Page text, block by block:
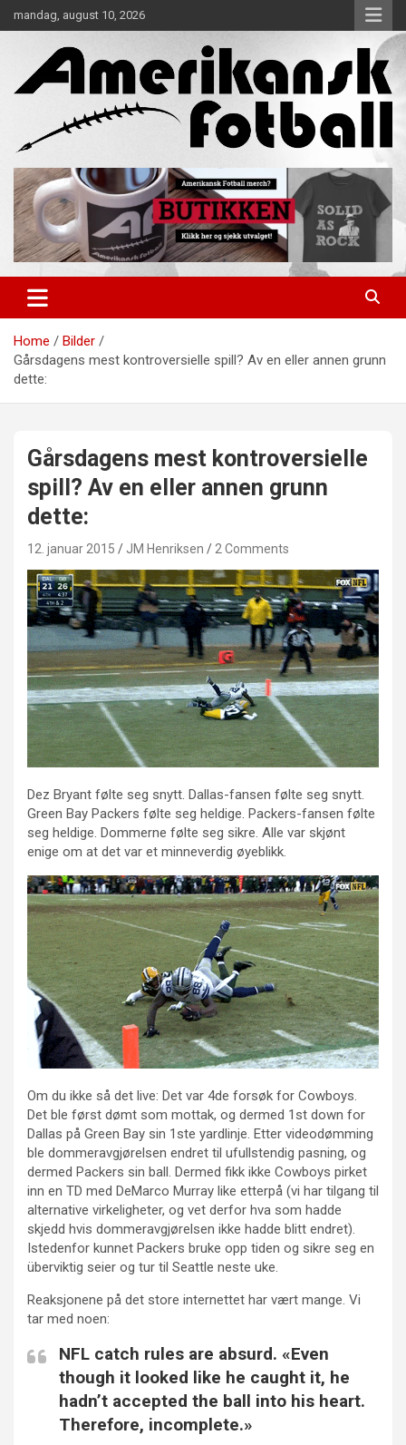
to
mandag, august 10, 2026
Amerikansk Fotball
Home
Bilder
Gårsdagens mest kontroversielle spill? Av en eller annen grunn
dette:
Gårsdagens mest kontroversielle
spill? Av en eller annen grunn
dette:
12. januar 2015 JM Henriksen 2 Comments
Dez Bryant følte seg snytt. Dallas-fansen følte seg snytt.
Green Bay Packers følte seg heldige. Packers-fansen følte
seg heldige. Dommerne følte seg sikre. Alle var skjønt
enige om at det var et minneverdig øyeblikk.
Om du ikke så det live: Det var 4de forsøk for Cowboys.
Det ble først dømt som mottak, og dermed 1st down for
Dallas på Green Bay sin 1ste yardlinje. Etter videodømming
ble dommeravgjørelsen endret til ufullstendig pasning, og
dermed Packers sin ball. Dermed fikk ikke Cowboys pirket
inn en TD med DeMarco Murray like etterpå (vi har tilgang til
alternative virkeligheter, og vet derfor hva som hadde
skjedd hvis dommeravgjørelsen ikke hadde blitt endret).
Istedenfor kunnet Packers bruke opp tiden og sikre seg en
überviktig seier og tur til Seattle neste uke.
Reaksjonene på det store internettet har vært mange. Vi
tar med noen:
NFL catch rules are absurd. «Even
though it looked like he caught it, he
hadn’t accepted the ball into his heart.
Therefore, incomplete.»